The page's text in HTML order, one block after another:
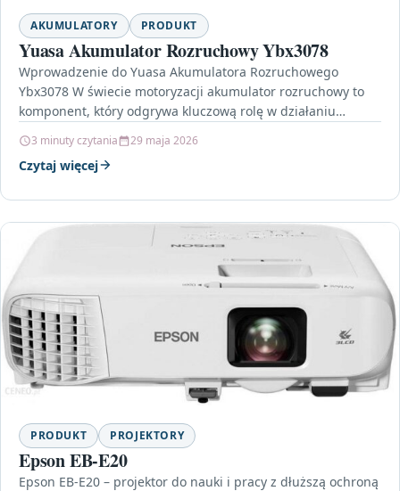
AKUMULATORY PRODUKT
Yuasa Akumulator Rozruchowy Ybx3078
Wprowadzenie do Yuasa Akumulatora Rozruchowego
Ybx3078 W świecie motoryzacji akumulator rozruchowy to
komponent, który odgrywa kluczową rolę w działaniu
3 minuty czytania 29 maja 2026
Czytaj więcej
PRODUKT PROJEKTORY
Epson EB-E20
Epson EB-E20 – projektor do nauki i pracy z dłuższą ochroną